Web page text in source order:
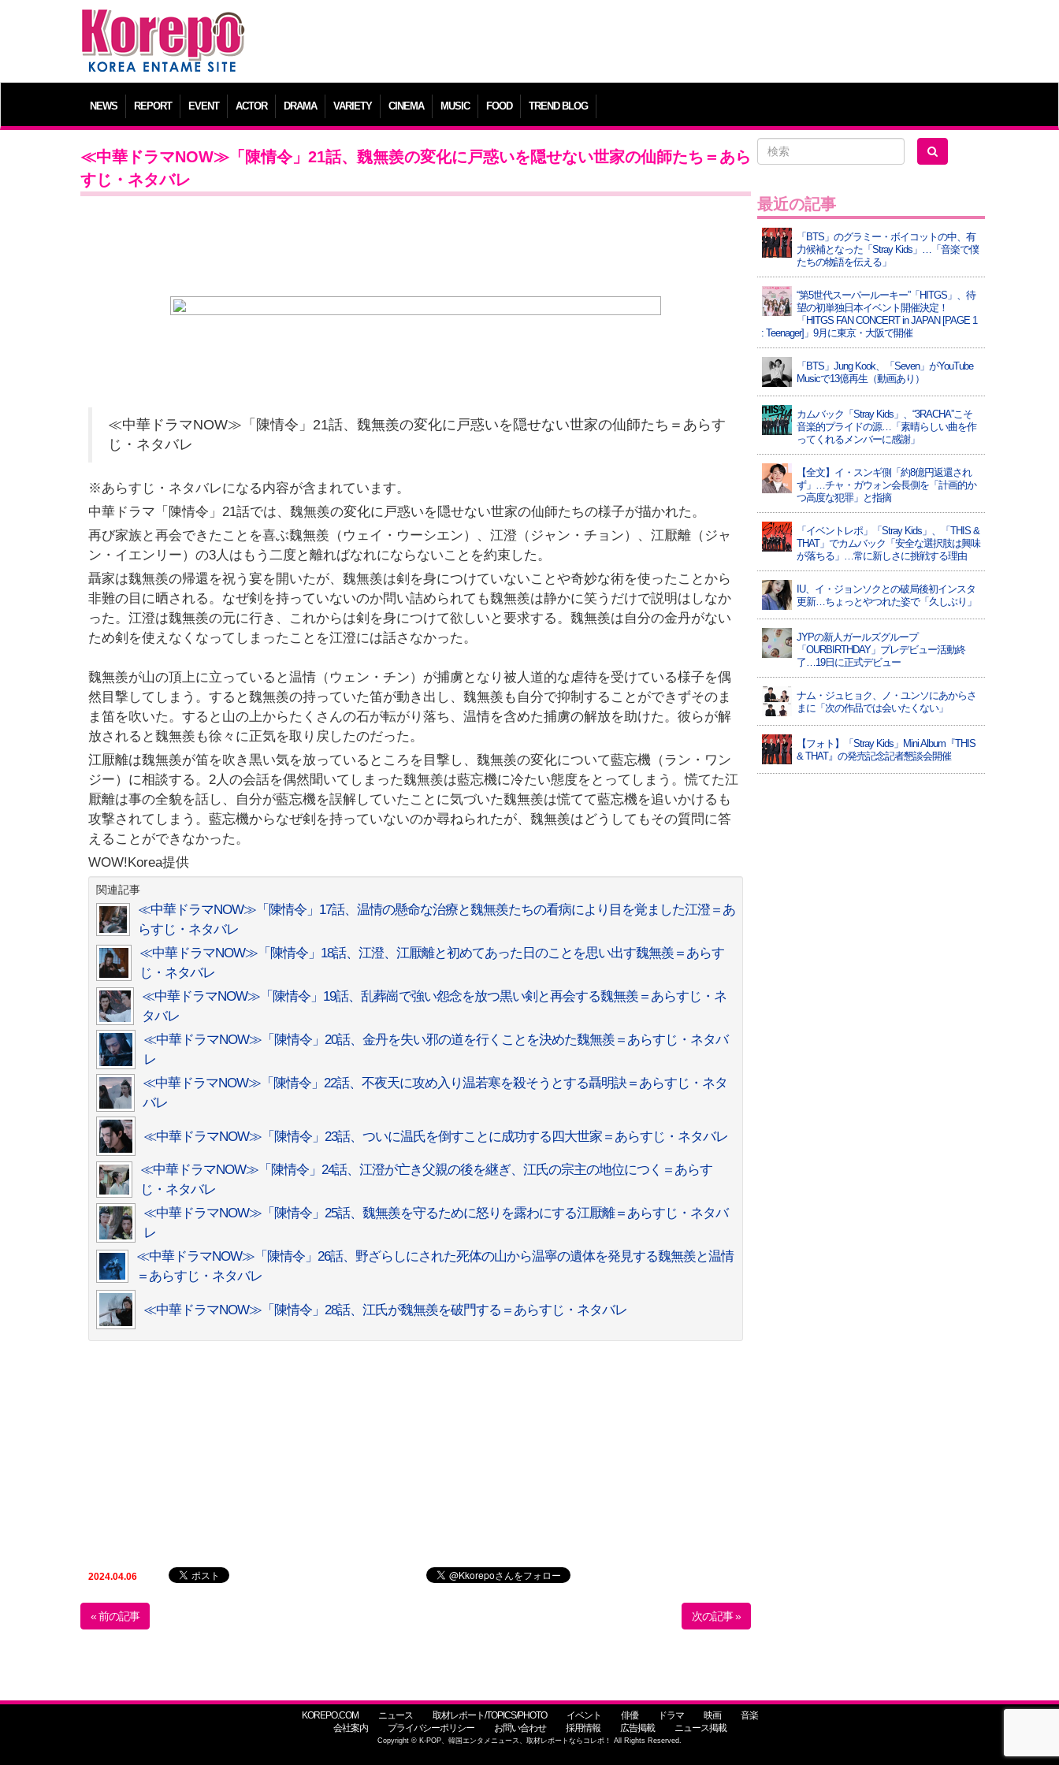
NEWS REPORT EVENT ACTOR DRAMA VARIETY CINEMA MUSIC FOOD TREND BLOG
≪中華ドラマNOW≫「陳情令」21話、魏無羨の変化に戸惑いを隠せない世家の仙師たち＝あら
すじ・ネタバレ
≪中華ドラマNOW≫「陳情令」21話、魏無羨の変化に戸惑いを隠せない世家の仙師たち＝あらす
じ・ネタバレ
※あらすじ・ネタバレになる内容が含まれています。
中華ドラマ「陳情令」21話では、魏無羨の変化に戸惑いを隠せない世家の仙師たちの様子が描かれた。
再び家族と再会できたことを喜ぶ魏無羨（ウェイ・ウーシエン）、江澄（ジャン・チョン）、江厭離（ジャ
ン・イエンリー）の3人はもう二度と離ればなれにならないことを約束した。
聶家は魏無羨の帰還を祝う宴を開いたが、魏無羨は剣を身につけていないことや奇妙な術を使ったことから
非難の目に晒される。なぜ剣を持っていないのか問い詰められても魏無羨は静かに笑うだけで説明はしなか
った。江澄は魏無羨の元に行き、これからは剣を身につけて欲しいと要求する。魏無羨は自分の金丹がない
ため剣を使えなくなってしまったことを江澄には話さなかった。
魏無羨が山の頂上に立っていると温情（ウェン・チン）が捕虜となり被人道的な虐待を受けている様子を偶
然目撃してしまう。すると魏無羨の持っていた笛が動き出し、魏無羨も自分で抑制することができずそのま
ま笛を吹いた。すると山の上からたくさんの石が転がり落ち、温情を含めた捕虜の解放を助けた。彼らが解
放されると魏無羨も徐々に正気を取り戻したのだった。
江厭離は魏無羨が笛を吹き黒い気を放っているところを目撃し、魏無羨の変化について藍忘機（ラン・ワン
ジー）に相談する。2人の会話を偶然聞いてしまった魏無羨は藍忘機に冷たい態度をとってしまう。慌てた江
厭離は事の全貌を話し、自分が藍忘機を誤解していたことに気づいた魏無羨は慌てて藍忘機を追いかけるも
攻撃されてしまう。藍忘機からなぜ剣を持っていないのか尋ねられたが、魏無羨はどうしてもその質問に答
えることができなかった。
WOW!Korea提供
関連記事
≪中華ドラマNOW≫「陳情令」17話、温情の懸命な治療と魏無羨たちの看病により目を覚ました江澄＝あ
らすじ・ネタバレ
≪中華ドラマNOW≫「陳情令」18話、江澄、江厭離と初めてあった日のことを思い出す魏無羨＝あらす
じ・ネタバレ
≪中華ドラマNOW≫「陳情令」19話、乱葬崗で強い怨念を放つ黒い剣と再会する魏無羨＝あらすじ・ネ
タバレ
≪中華ドラマNOW≫「陳情令」20話、金丹を失い邪の道を行くことを決めた魏無羨＝あらすじ・ネタバ
レ
≪中華ドラマNOW≫「陳情令」22話、不夜天に攻め入り温若寒を殺そうとする聶明訣＝あらすじ・ネタ
バレ
≪中華ドラマNOW≫「陳情令」23話、ついに温氏を倒すことに成功する四大世家＝あらすじ・ネタバレ
≪中華ドラマNOW≫「陳情令」24話、江澄が亡き父親の後を継ぎ、江氏の宗主の地位につく＝あらす
じ・ネタバレ
≪中華ドラマNOW≫「陳情令」25話、魏無羨を守るために怒りを露わにする江厭離＝あらすじ・ネタバ
レ
≪中華ドラマNOW≫「陳情令」26話、野ざらしにされた死体の山から温寧の遺体を発見する魏無羨と温情
＝あらすじ・ネタバレ
≪中華ドラマNOW≫「陳情令」28話、江氏が魏無羨を破門する＝あらすじ・ネタバレ
2024.04.06
« 前の記事 次の記事 »
最近の記事
「BTS」のグラミー・ボイコットの中、有
力候補となった「Stray Kids」…「音楽で僕
たちの物語を伝える」
“第5世代スーパールーキー”「HITGS」、待
望の初単独日本イベント開催決定！
「HITGS FAN CONCERT in JAPAN [PAGE 1
: Teenager]」9月に東京・大阪で開催
「BTS」Jung Kook、「Seven」がYouTube
Musicで13億再生（動画あり）
カムバック「Stray Kids」、“3RACHA”こそ
音楽的プライドの源…「素晴らしい曲を作
ってくれるメンバーに感謝」
【全文】イ・スンギ側「約8億円返還され
ず」…チャ・ガウォン会長側を「計画的か
つ高度な犯罪」と指摘
「イベントレポ」「Stray Kids」、「THIS &
THAT」でカムバック「安全な選択肢は興味
が落ちる」…常に新しさに挑戦する理由
IU、イ・ジョンソクとの破局後初インスタ
更新…ちょっとやつれた姿で「久しぶり」
JYPの新人ガールズグループ
「OURBIRTHDAY」プレデビュー活動終
了…19日に正式デビュー
ナム・ジュヒョク、ノ・ユンソにあからさ
まに「次の作品では会いたくない」
【フォト】「Stray Kids」Mini Album『THIS
& THAT』の発売記念記者懇談会開催
KOREPO.COM ニュース 取材レポート/TOPICS/PHOTO イベント 俳優 ドラマ 映画
音楽
会社案内
プライバシーポリシー お問い合わせ 採用情報 広告掲載 ニュース掲載
Copyright © K-POP、韓国エンタメニュース、取材レポートならコレポ！ All Rights Reserved.